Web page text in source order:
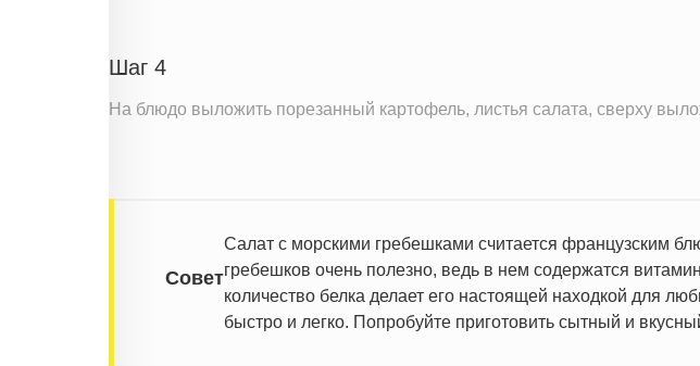
Шаг 4
На блюдо выложить порезанный картофель, листья салата, сверху
Совет
Салат с морскими гребешками считается французским
гребешков очень полезно, ведь в нем содержатся
количество белка делает его настоящей находкой для
быстро и легко. Попробуйте приготовить сытный и